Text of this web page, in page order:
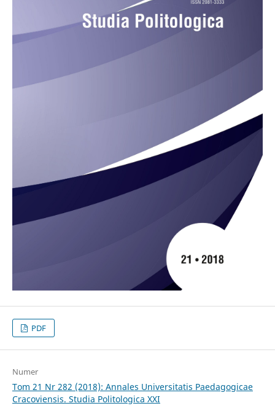
PDF
Numer
Tom 21 Nr 282 (2018): Annales Universitatis Paedagogicae
Cracoviensis. Studia Politologica XXI